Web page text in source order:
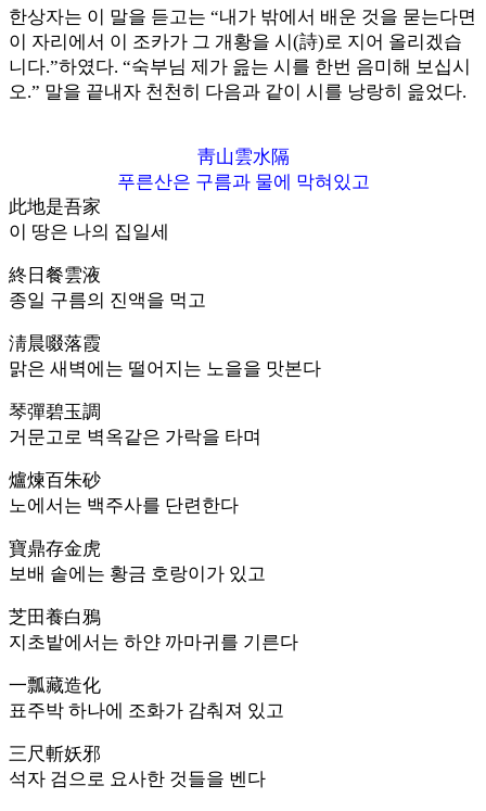
한상자는 이 말을 듣고는 “내가 밖에서 배운 것을 묻는다면
이 자리에서 이 조카가 그 개황을 시(詩)로 지어 올리겠습
니다.”하였다. “숙부님 제가 읊는 시를 한번 음미해 보십시
오.” 말을 끝내자 천천히 다음과 같이 시를 낭랑히 읊었다.
靑山雲水隔
푸른산은 구름과 물에 막혀있고
此地是吾家
이 땅은 나의 집일세
終日餐雲液
종일 구름의 진액을 먹고
淸晨啜落霞
맑은 새벽에는 떨어지는 노을을 맛본다
琴彈碧玉調
거문고로 벽옥같은 가락을 타며
爐煉百朱砂
노에서는 백주사를 단련한다
寶鼎存金虎
보배 솥에는 황금 호랑이가 있고
芝田養白鴉
지초밭에서는 하얀 까마귀를 기른다
一瓢藏造化
표주박 하나에 조화가 감춰져 있고
三尺斬妖邪
석자 검으로 요사한 것들을 벤다